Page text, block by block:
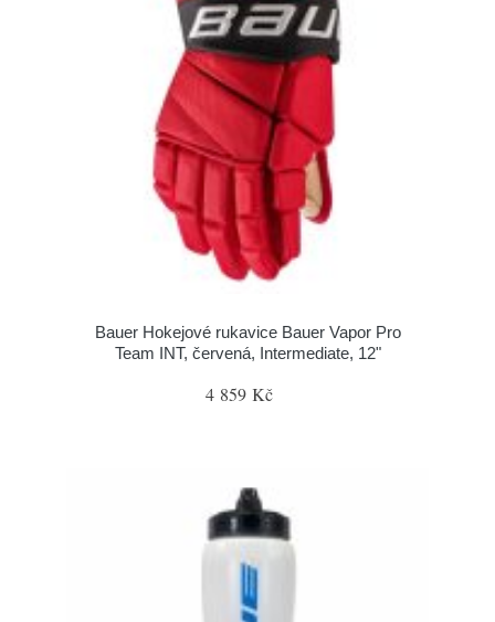
Bauer Hokejové rukavice Bauer Vapor Pro
Team INT, červená, Intermediate, 12"
4 859 Kč